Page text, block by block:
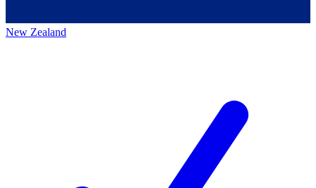
New Zealand